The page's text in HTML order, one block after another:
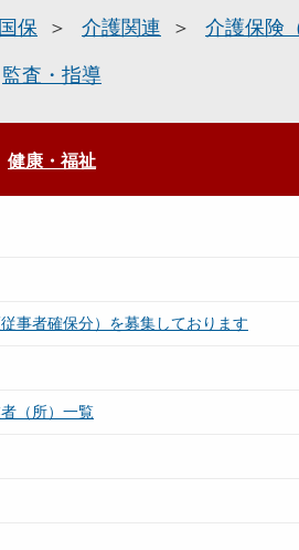
保 介護関連 介護保険
監査・指導
健康・福祉
事者確保分）を募集しております
（所）一覧